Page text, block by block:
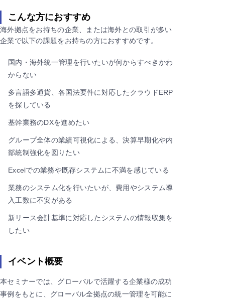
こんな方におすすめ
海外拠点をお持ちの企業、または海外との取引が多い
企業で以下の課題をお持ちの方におすすめです。
国内・海外統一管理を行いたいが何からすべきかわ
からない
多言語多通貨、各国法要件に対応したクラウドERP
を探している
基幹業務のDXを進めたい
グループ全体の業績可視化による、決算早期化や内
部統制強化を図りたい
Excelでの業務や既存システムに不満を感じている
業務のシステム化を行いたいが、費用やシステム導
入工数に不安がある
新リース会計基準に対応したシステムの情報収集を
したい
イベント概要
本セミナーでは、グローバルで活躍する企業様の成功
事例をもとに、グローバル全拠点の統一管理を可能に